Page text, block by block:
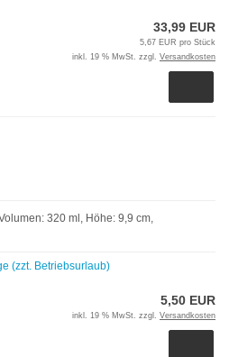
33,99 EUR
5,67 EUR pro Stück
inkl. 19 % MwSt. zzgl. Versandkosten
320 ml, Höhe: 9,9 cm,
(zzt. Betriebsurlaub)
5,50 EUR
inkl. 19 % MwSt. zzgl. Versandkosten